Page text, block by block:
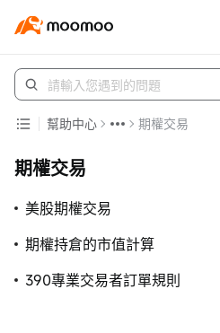
幫助中心 期權交易
期權交易
美股期權交易
期權持倉的市值計算
390專業交易者訂單規則